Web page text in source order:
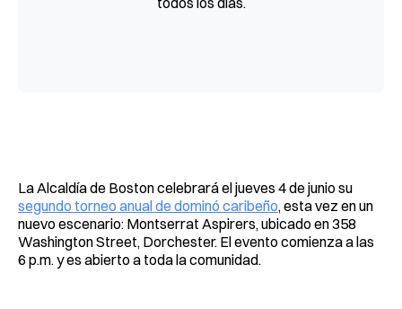
La Alcaldía de Boston celebrará el jueves 4 de junio su
segundo torneo anual de dominó caribeño, esta vez en un
nuevo escenario: Montserrat Aspirers, ubicado en 358
Washington Street, Dorchester. El evento comienza a las
6 p.m. y es abierto a toda la comunidad.